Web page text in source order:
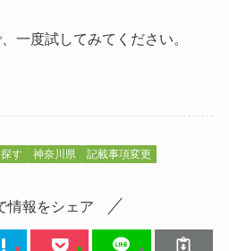
一度試してみてください。
す 神奈川県 記載事項変更
情報をシェア